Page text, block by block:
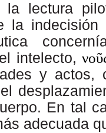
la lectura
la indecisión
intelecto,
y actos,
En tal
adecuada